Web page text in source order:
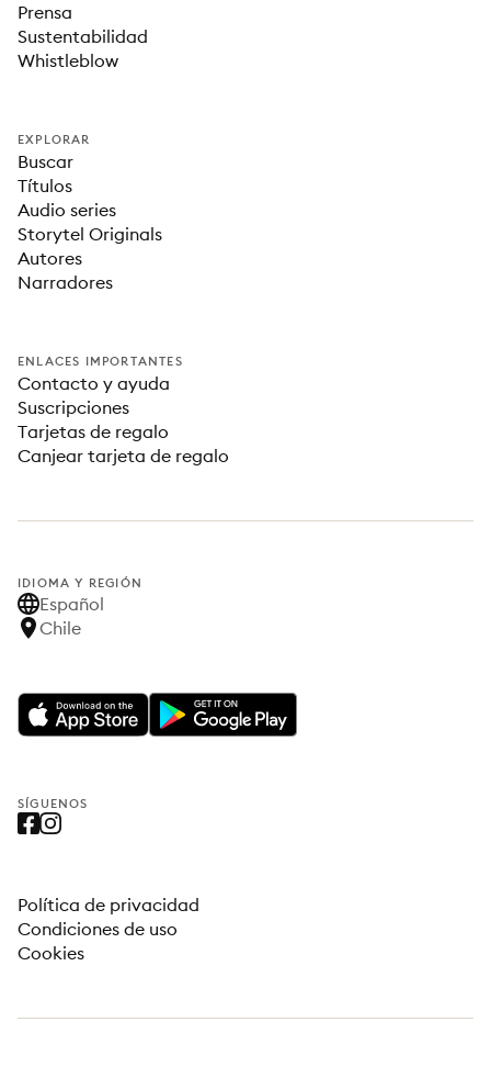
Prensa
Sustentabilidad
Whistleblow
EXPLORAR
Buscar
Títulos
Audio series
Storytel Originals
Autores
Narradores
ENLACES IMPORTANTES
Contacto y ayuda
Suscripciones
Tarjetas de regalo
Canjear tarjeta de regalo
IDIOMA Y REGIÓN
Español
Chile
SÍGUENOS
Política de privacidad
Condiciones de uso
Cookies